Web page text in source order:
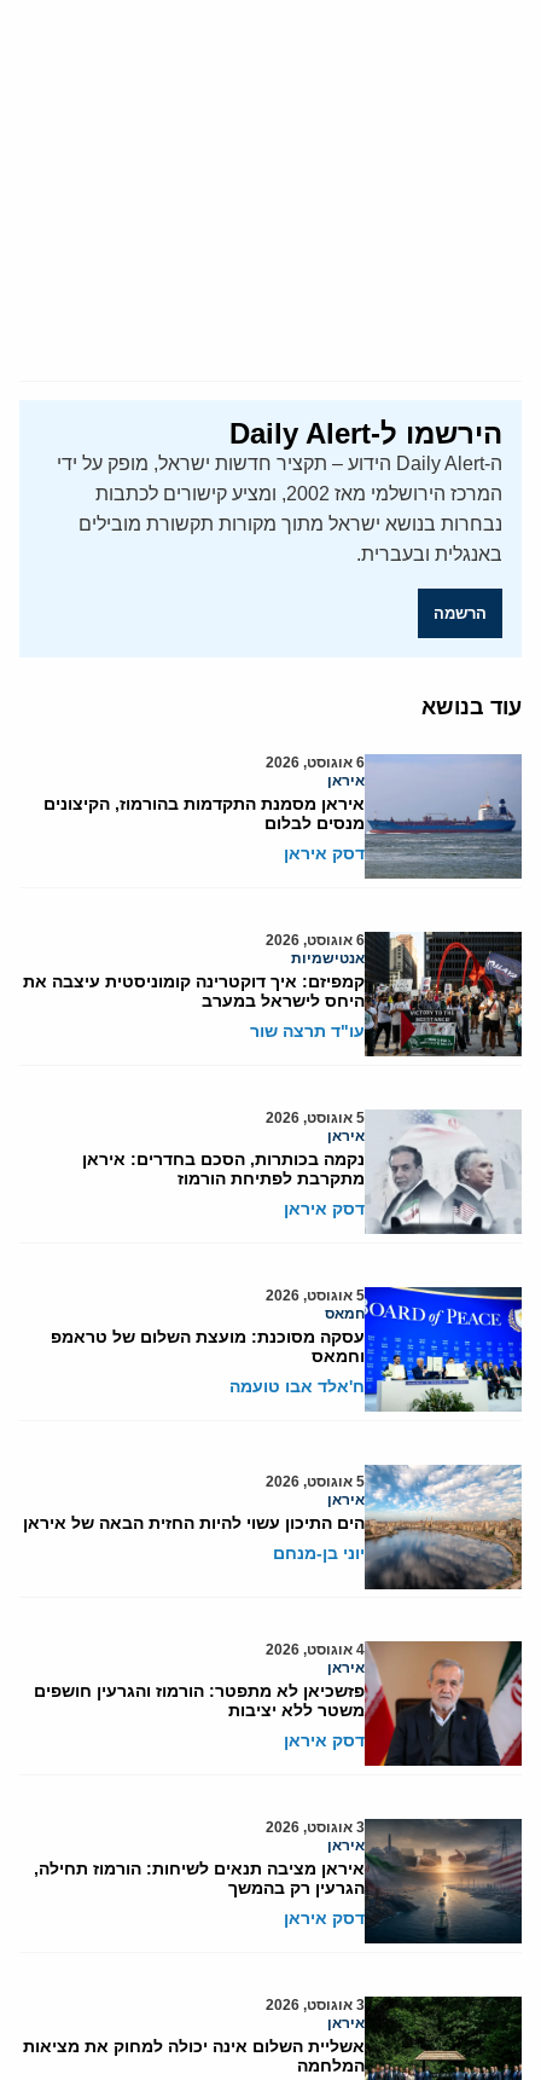
הירשמו ל-Daily Alert
ה-Daily Alert הידוע – תקציר חדשות ישראל, מופק על ידי
המרכז הירושלמי מאז 2002, ומציע קישורים לכתבות
נבחרות בנושא ישראל מתוך מקורות תקשורת מובילים
באנגלית ובעברית.
הרשמה
עוד בנושא
6 אוגוסט, 2026
איראן
איראן מסמנת התקדמות בהורמוז, הקיצונים
מנסים לבלום
דסק איראן
6 אוגוסט, 2026
אנטישמיות
קמפיזם: איך דוקטרינה קומוניסטית עיצבה את
היחס לישראל במערב
עו"ד תרצה שור
5 אוגוסט, 2026
איראן
נקמה בכותרות, הסכם בחדרים: איראן
מתקרבת לפתיחת הורמוז
דסק איראן
5 אוגוסט, 2026
חמאס
עסקה מסוכנת: מועצת השלום של טראמפ
וחמאס
ח'אלד אבו טועמה
5 אוגוסט, 2026
איראן
הים התיכון עשוי להיות החזית הבאה של איראן
יוני בן-מנחם
4 אוגוסט, 2026
איראן
פזשכיאן לא מתפטר: הורמוז והגרעין חושפים
משטר ללא יציבות
דסק איראן
3 אוגוסט, 2026
איראן
איראן מציבה תנאים לשיחות: הורמוז תחילה,
הגרעין רק בהמשך
דסק איראן
3 אוגוסט, 2026
איראן
אשליית השלום אינה יכולה למחוק את מציאות
המלחמה